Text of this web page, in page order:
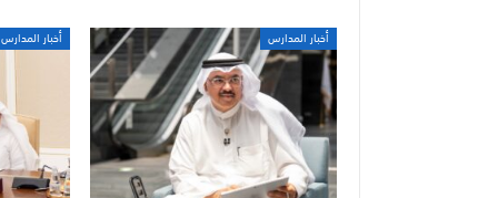
أخبار المدارس أخبار المدارس